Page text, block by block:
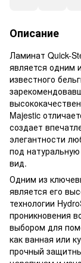
Описание
Ламинат Quick-
является одним
известного
Majestic
создает
элегантности
под
вид.
Одним из
является его
технологии
проникновения
выбором для
как ванная или
прочный